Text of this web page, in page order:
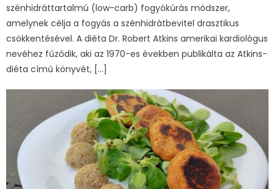
szénhidráttartalmú (low-carb) fogyókúrás módszer,
amelynek célja a fogyás a szénhidrátbevitel drasztikus
csökkentésével. A diéta Dr. Robert Atkins amerikai kardiológus
nevéhez fűződik, aki az 1970-es években publikálta az Atkins-
diéta című könyvét, […]